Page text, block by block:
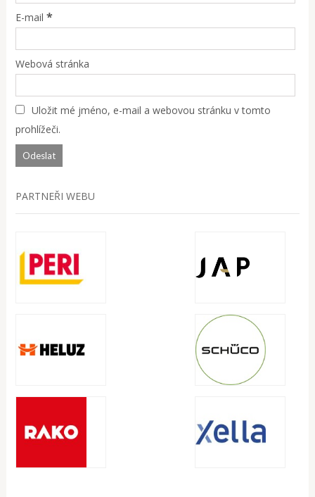
E-mail *
Webová stránka
Uložit mé jméno, e-mail a webovou stránku v tomto
prohlížeči.
PARTNEŘI WEBU